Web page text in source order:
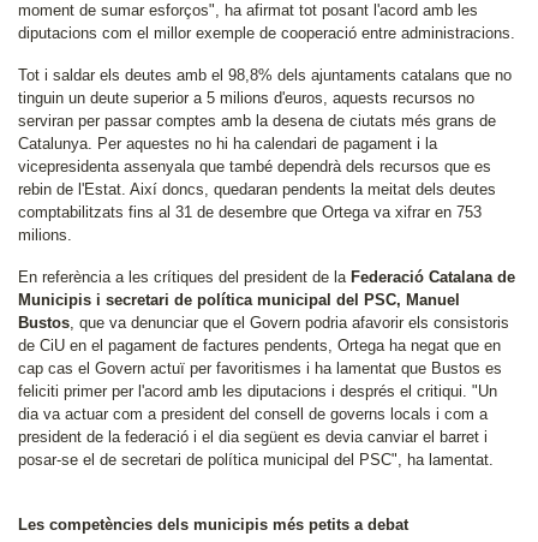
moment de sumar esforços", ha afirmat tot posant l'acord amb les
diputacions com el millor exemple de cooperació entre administracions.
Tot i saldar els deutes amb el 98,8% dels ajuntaments catalans que no
tinguin un deute superior a 5 milions d'euros, aquests recursos no
serviran per passar comptes amb la desena de ciutats més grans de
Catalunya. Per aquestes no hi ha calendari de pagament i la
vicepresidenta assenyala que també dependrà dels recursos que es
rebin de l'Estat. Així doncs, quedaran pendents la meitat dels deutes
comptabilitzats fins al 31 de desembre que Ortega va xifrar en 753
milions.
En referència a les crítiques del president de la Federació Catalana de
Municipis i secretari de política municipal del PSC, Manuel
Bustos, que va denunciar que el Govern podria afavorir els consistoris
de CiU en el pagament de factures pendents, Ortega ha negat que en
cap cas el Govern actuï per favoritismes i ha lamentat que Bustos es
feliciti primer per l'acord amb les diputacions i després el critiqui. "Un
dia va actuar com a president del consell de governs locals i com a
president de la federació i el dia següent es devia canviar el barret i
posar-se el de secretari de política municipal del PSC", ha lamentat.
Les competències dels municipis més petits a debat